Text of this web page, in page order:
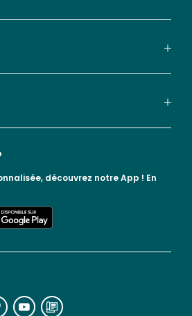
sociaux lien vers l'espace réseaux sociaux lien vers le blog la redoute
découvrez notre App ! En